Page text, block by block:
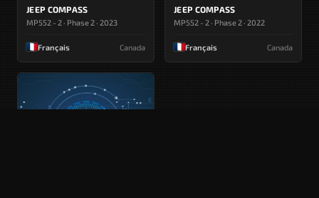
JEEP COMPASS
MP552 - 2 · Phase 2 · 2023
Français Canada
JEEP COMPASS
MP552 - 2 · Phase 2 · 2022
Français Canada